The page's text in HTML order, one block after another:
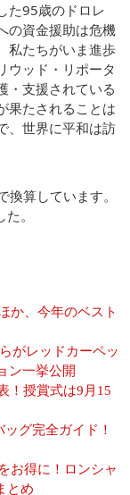
た95歳のドロレ
の資金援助は危機
私たちがいま進歩
ウッド・リポータ
・支援されている
果たされることは
、世界に平和は訪
算しています。
。
か、今年のベスト
がレッドカーペッ
ン一挙公開
！授賞式は9月15
グ完全ガイド！
お得に！ロンシャ
とめ